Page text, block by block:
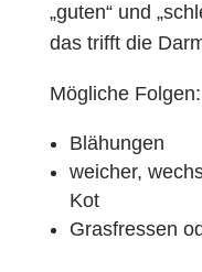
„guten“ und
das trifft die
Mögliche Folgen:
Blähungen
weicher,
Kot
Grasfressen